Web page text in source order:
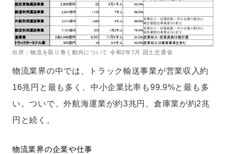
出所：物流を取り巻く動向について 令和2年7月 国土交通省
物流業界の中では、トラック輸送事業が営業収入約
16兆円と最も多く、中小企業比率も99.9%と最も多
い。ついで、外航海運業が約3兆円、倉庫業が約2兆
円と続く。
物流業界の企業や仕事